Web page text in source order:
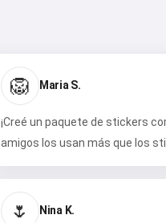
🦁 Maria S.
¡Creé un paquete de stickers
amigos los usan más que los
🌷 Nina K.